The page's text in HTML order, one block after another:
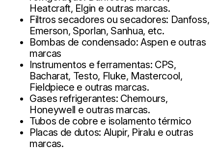
Heatcraft, Elgin e outras marcas.
Filtros secadores ou secadores: Danfoss,
Emerson, Sporlan, Sanhua, etc.
Bombas de condensado: Aspen e outras
marcas
Instrumentos e ferramentas: CPS,
Bacharat, Testo, Fluke, Mastercool,
Fieldpiece e outras marcas.
Gases refrigerantes: Chemours,
Honeywell e outras marcas.
Tubos de cobre e isolamento térmico
Placas de dutos: Alupir, Piralu e outras
marcas.